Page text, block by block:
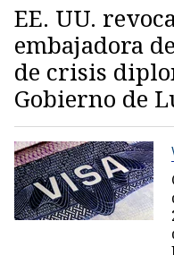
EE. UU.
embajadora
de crisis
Gobierno de